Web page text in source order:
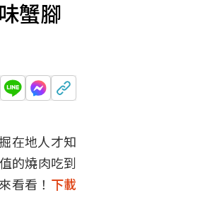
蟹腳
在地人才知
的燒肉吃到
看看！ 下載